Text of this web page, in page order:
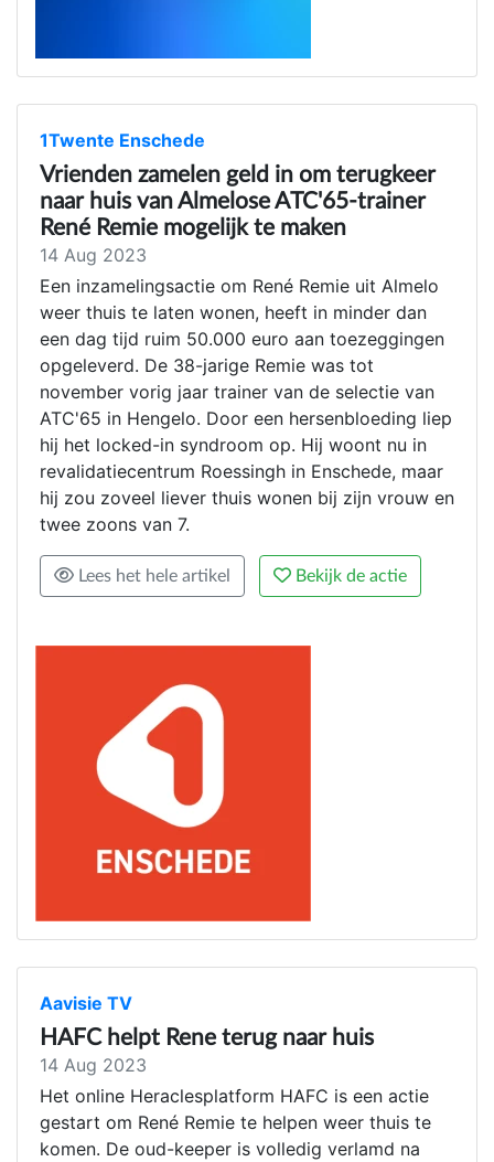
1Twente Enschede
Vrienden zamelen geld in om terugkeer
naar huis van Almelose ATC'65-trainer
René Remie mogelijk te maken
14 Aug 2023
Een inzamelingsactie om René Remie uit Almelo
weer thuis te laten wonen, heeft in minder dan
een dag tijd ruim 50.000 euro aan toezeggingen
opgeleverd. De 38-jarige Remie was tot
november vorig jaar trainer van de selectie van
ATC'65 in Hengelo. Door een hersenbloeding liep
hij het locked-in syndroom op. Hij woont nu in
revalidatiecentrum Roessingh in Enschede, maar
hij zou zoveel liever thuis wonen bij zijn vrouw en
twee zoons van 7.
Lees het hele artikel Bekijk de actie
Aavisie TV
HAFC helpt Rene terug naar huis
14 Aug 2023
Het online Heraclesplatform HAFC is een actie
gestart om René Remie te helpen weer thuis te
komen. De oud-keeper is volledig verlamd na